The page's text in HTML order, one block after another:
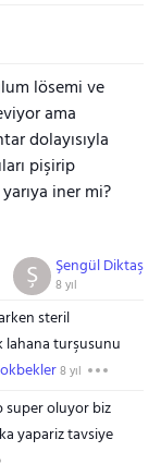
lösemi ve
ama
dolayısıyla
pişirip
iner mi?
Şengül Diktaş
8 yıl
Ş
steril
lahana turşusunu
8 yıl
super oluyor biz
yapariz tavsiye